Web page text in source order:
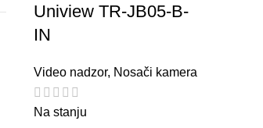
Uniview TR-JB05-B-
IN
Video nadzor, Nosači kamera
Na stanju